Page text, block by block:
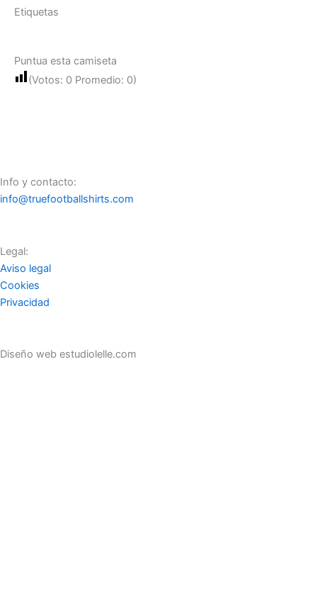
Etiquetas
Puntua esta camiseta
(Votos: 0 Promedio: 0)
Info y contacto:
info@truefootballshirts.com
Legal:
Aviso legal
Cookies
Privacidad
Diseño web estudiolelle.com